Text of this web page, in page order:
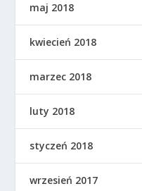
maj 2018
kwiecień 2018
marzec 2018
luty 2018
styczeń 2018
wrzesień 2017